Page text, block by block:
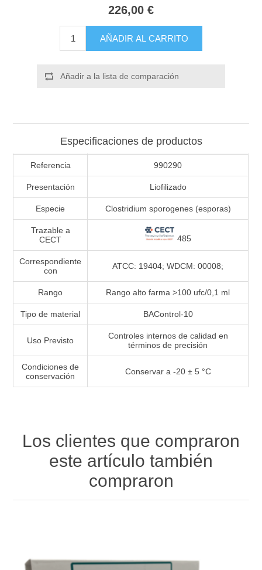
226,00 €
AÑADIR AL CARRITO
Añadir a la lista de comparación
Especificaciones de productos
Referencia 990290
Presentación Liofilizado
Especie Clostridium sporogenes (esporas)
Trazable a
CECT
485
Correspondiente
con
ATCC: 19404; WDCM: 00008;
Rango Rango alto farma >100 ufc/0,1 ml
Tipo de material BAControl-10
Uso Previsto
Controles internos de calidad en
términos de precisión
Condiciones de
conservación
Conservar a -20 ± 5 °C
Los clientes que compraron
este artículo también
compraron